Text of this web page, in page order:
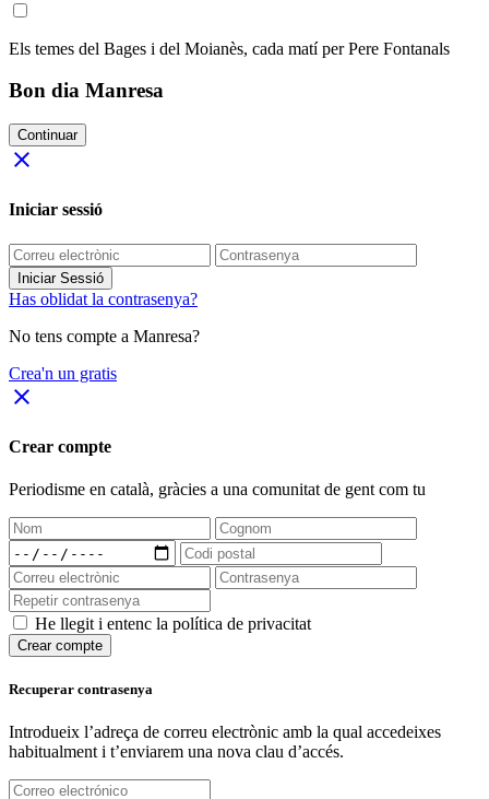
Els temes del Bages i del Moianès, cada matí per Pere Fontanals
Bon dia Manresa
Continuar
close
Iniciar sessió
Iniciar Sessió
Has oblidat la contrasenya?
No tens compte a Manresa?
Crea'n un gratis
close
Crear compte
Periodisme en català, gràcies a una comunitat de gent com tu
He llegit i entenc la política de privacitat
Crear compte
Recuperar contrasenya
Introdueix l’adreça de correu electrònic amb la qual accedeixes
habitualment i t’enviarem una nova clau d’accés.